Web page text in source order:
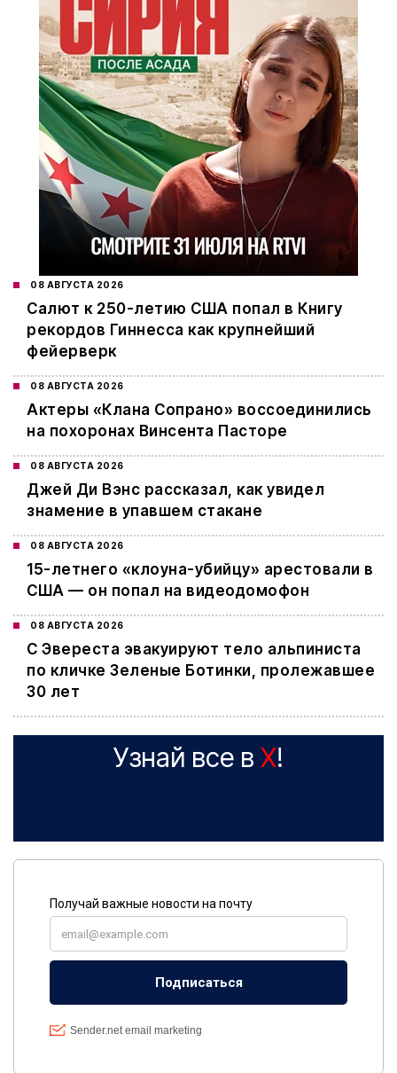
08 АВГУСТА 2026
Салют к 250-летию США попал в Книгу
рекордов Гиннесса как крупнейший
фейерверк
08 АВГУСТА 2026
Актеры «Клана Сопрано» воссоединились
на похоронах Винсента Пасторе
08 АВГУСТА 2026
Джей Ди Вэнс рассказал, как увидел
знамение в упавшем стакане
08 АВГУСТА 2026
15-летнего «клоуна-убийцу» арестовали в
США — он попал на видеодомофон
08 АВГУСТА 2026
С Эвереста эвакуируют тело альпиниста
по кличке Зеленые Ботинки, пролежавшее
30 лет
Узнай все в X!